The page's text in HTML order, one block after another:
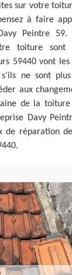
sur votre
à faire
Peintre 59.
toiture sont
59440 vont
ne sont
aux
de la toiture
Davy
de réparation